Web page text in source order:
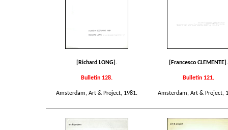
[Richard LONG].
Bulletin 128.
Amsterdam, Art & Project, 1981.
[Francesco CLEMENTE].
Bulletin 121.
Amsterdam, Art & Project,